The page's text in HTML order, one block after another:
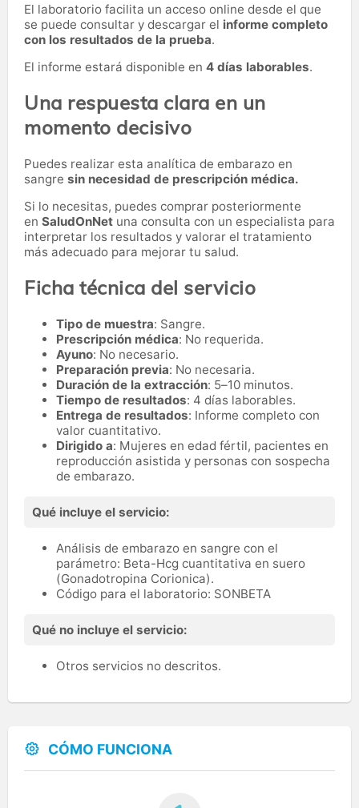
El laboratorio facilita un acceso online desde el que
se puede consultar y descargar el informe completo
con los resultados de la prueba.
El informe estará disponible en 4 días laborables.
Una respuesta clara en un
momento decisivo
Puedes realizar esta analítica de embarazo en
sangre sin necesidad de prescripción médica.
Si lo necesitas, puedes comprar posteriormente
en SaludOnNet una consulta con un especialista para
interpretar los resultados y valorar el tratamiento
más adecuado para mejorar tu salud.
Ficha técnica del servicio
Tipo de muestra: Sangre.
Prescripción médica: No requerida.
Ayuno: No necesario.
Preparación previa: No necesaria.
Duración de la extracción: 5–10 minutos.
Tiempo de resultados: 4 días laborables.
Entrega de resultados: Informe completo con
valor cuantitativo.
Dirigido a: Mujeres en edad fértil, pacientes en
reproducción asistida y personas con sospecha
de embarazo.
Qué incluye el servicio:
Análisis de embarazo en sangre con el
parámetro: Beta-Hcg cuantitativa en suero
(Gonadotropina Corionica).
Código para el laboratorio: SONBETA
Qué no incluye el servicio:
Otros servicios no descritos.
CÓMO FUNCIONA